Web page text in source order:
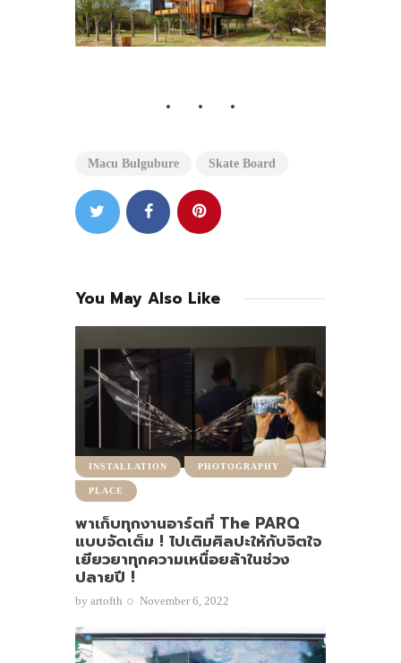
Macu Bulgubure Skate Board
You May Also Like
INSTALLATION PHOTOGRAPHY
PLACE
พาเก็บทุกงานอาร์ตที่ The PARQ
แบบจัดเต็ม ! ไปเติมศิลปะให้กับจิตใจ
เยียวยาทุกความเหนื่อยล้าในช่วง
ปลายปี !
by artofth November 6, 2022